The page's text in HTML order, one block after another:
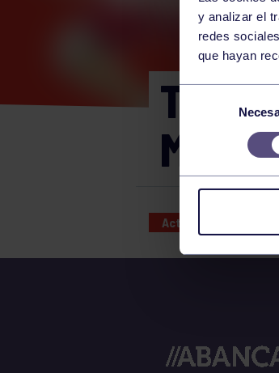
y analizar el
redes
que hayan
Selección
consentimiento
MAYO
Actividades